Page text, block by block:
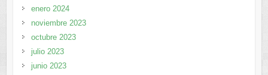
enero 2024
noviembre 2023
octubre 2023
julio 2023
junio 2023